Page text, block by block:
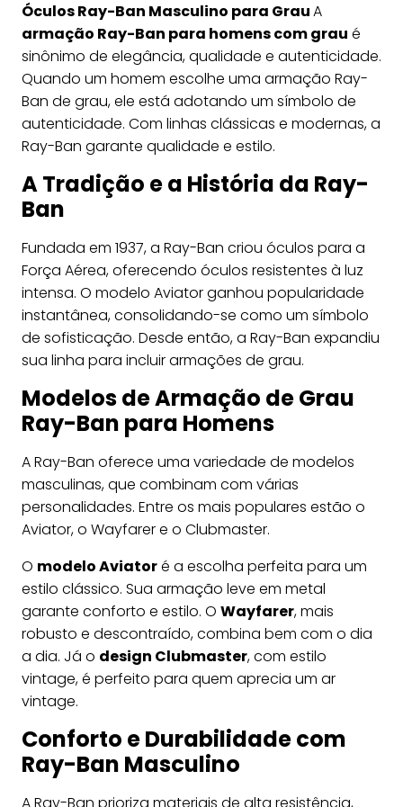
Óculos Ray-Ban Masculino para GrauA
armação Ray-Ban para homens com grau é
sinônimo de elegância, qualidade e autenticidade.
Quando um homem escolhe uma armação Ray-
Ban de grau, ele está adotando um símbolo de
autenticidade. Com linhas clássicas e modernas, a
Ray-Ban garante qualidade e estilo.
A Tradição e a História da Ray-
Ban
Fundada em 1937, a Ray-Ban criou óculos para a
Força Aérea, oferecendo óculos resistentes à luz
intensa. O modelo Aviator ganhou popularidade
instantânea, consolidando-se como um símbolo
de sofisticação. Desde então, a Ray-Ban expandiu
sua linha para incluir armações de grau.
Modelos de Armação de Grau
Ray-Ban para Homens
A Ray-Ban oferece uma variedade de modelos
masculinas, que combinam com várias
personalidades. Entre os mais populares estão o
Aviator, o Wayfarer e o Clubmaster.
O modelo Aviatoré a escolha perfeita para um
estilo clássico. Sua armação leve em metal
garante conforto e estilo. O Wayfarer, mais
robusto e descontraído, combina bem com o dia
a dia. Já o design Clubmaster, com estilo
vintage, é perfeito para quem aprecia um ar
vintage.
Conforto e Durabilidade com
Ray-Ban Masculino